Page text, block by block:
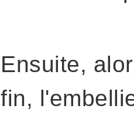
Ensuite,
fin,